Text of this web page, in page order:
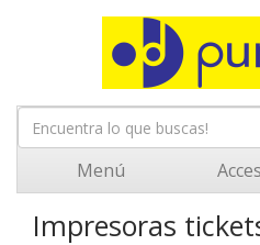
Menú
Impresoras